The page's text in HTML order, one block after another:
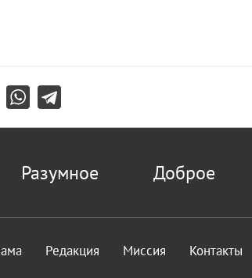
Разумное Доброе
Редакция Миссия Контакты